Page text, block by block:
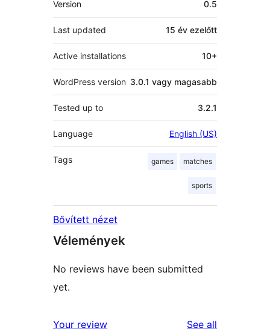
Version 0.5
Last updated 15 év ezelőtt
Active installations 10+
WordPress version 3.0.1 vagy magasabb
Tested up to 3.2.1
Language English (US)
Tags games matches
sports
Bővített nézet
Vélemények
No reviews have been submitted
yet.
Your review See all